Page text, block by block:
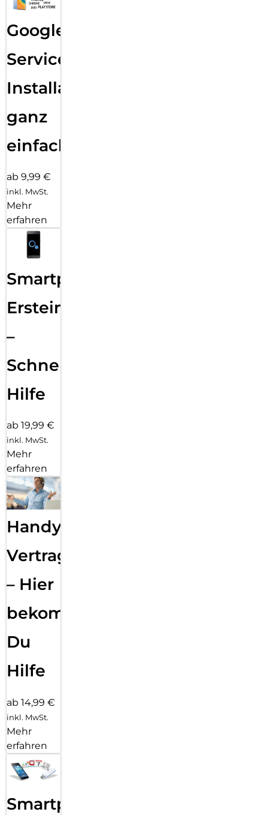
Google
Services
Installation
ganz
einfach
ab 9,99 €
inkl. MwSt.
Mehr
erfahren
Smartphone
Ersteinrichtung
–
Schnelle
Hilfe
ab 19,99 €
inkl. MwSt.
Mehr
erfahren
Handy
Vertragsabwicklung
– Hier
bekommst
Du
Hilfe
ab 14,99 €
inkl. MwSt.
Mehr
erfahren
Smartphone